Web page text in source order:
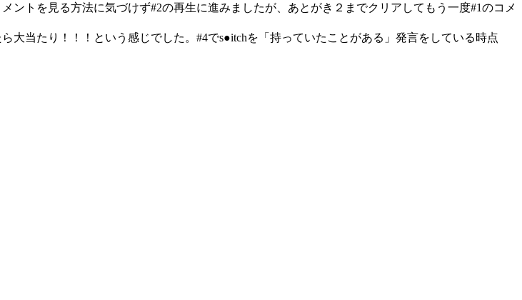
トを見る方法に気づけず#2の再生に進みましたが、あとがき２までクリアしてもう一度#1のコメ
当たり！！！という感じでした。#4でs●itchを「持っていたことがある」発言をしている時点